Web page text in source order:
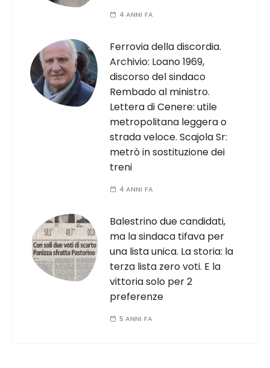
4 ANNI FA
Ferrovia della discordia.
Archivio: Loano 1969,
discorso del sindaco
Rembado al ministro.
Lettera di Cenere: utile
metropolitana leggera o
strada veloce. Scajola Sr:
metrò in sostituzione dei
treni
4 ANNI FA
Balestrino due candidati,
ma la sindaca tifava per
una lista unica. La storia: la
terza lista zero voti. E la
vittoria solo per 2
preferenze
5 ANNI FA